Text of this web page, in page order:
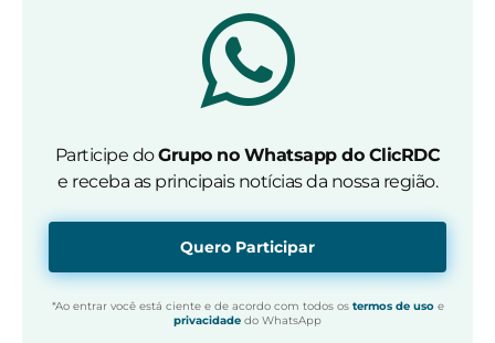
Participe doGrupo no Whatsapp do ClicRDC
e receba as principais notícias da nossa região.
Quero Participar
*Ao entrar você está ciente e de acordo com todos os termos de usoe
privacidade do WhatsApp